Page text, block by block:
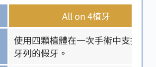
All on 4植牙
使用四顆植體在一次手術中支撐整
牙列的假牙。